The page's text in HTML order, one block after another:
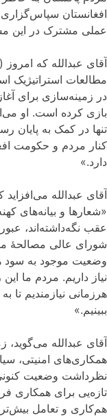
افغانستان
عملی مشترک در این
آقای عبدالله که
مطالعات استراتیژیک
در زمینه‌‌سازی برای
بازی کرده است. او
تنها در کمک به پایان
کنار مردم و حکومت
دارد.»
آقای عبدالله
«شعارها و بیانه‌های
عقب نگه‌داشته‌اند،
شورای عالی مصالحۀ
وضعیت موجود به سود
نیاز داریم. مردم ما
هرزمانی نیازمندیم تا
ببینیم.»
آقای عبدالله
همکاری‌های امنیتی،
نظرداشت وضعیت
تازه‌‌یی برای همکاری
هم‌کاری و تعامل